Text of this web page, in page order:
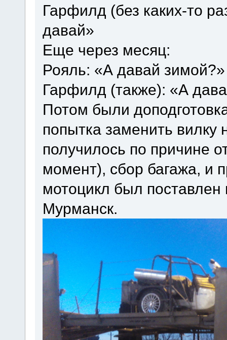
Гарфилд (без каких-то
давай»
Еще через месяц:
Рояль: «А давай зимой?»
Гарфилд (также): «А
Потом были
попытка заменить вилку
получилось по причине
момент), сбор багажа, и
мотоцикл был поставлен
Мурманск.